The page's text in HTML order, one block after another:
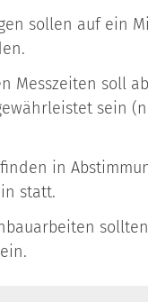
sollen auf ein
Messzeiten soll
sein
in
statt.